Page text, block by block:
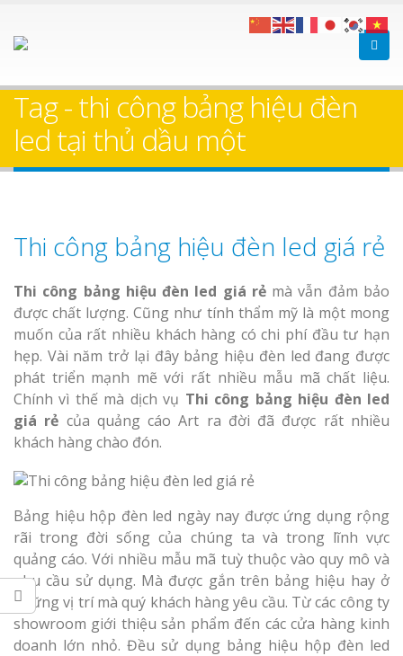
Tag - thi công bảng hiệu đèn
led tại thủ dầu một
Thi công bảng hiệu đèn led giá rẻ
Thi công bảng hiệu đèn led giá rẻmà vẫn đảm bảo
được chất lượng. Cũng như tính thẩm mỹ là một mong
muốn của rất nhiều khách hàng có chi phí đầu tư hạn
hẹp. Vài năm trở lại đây bảng hiệu đèn led đang được
phát triển mạnh mẽ với rất nhiều mẫu mã chất liệu.
Chính vì thế mà dịch vụ Thi công bảng hiệu đèn led
giá rẻ của quảng cáo Art ra đời đã được rất nhiều
khách hàng chào đón.
Bảng hiệu hộp đèn led ngày nay được ứng dụng rộng
rãi trong đời sống của chúng ta và trong lĩnh vực
quảng cáo. Với nhiều mẫu mã tuỳ thuộc vào quy mô và
nhu cầu sử dụng. Mà được gắn trên bảng hiệu hay ở
những vị trí mà quý khách hàng yêu cầu. Từ các công ty
showroom giới thiệu sản phẩm đến các cửa hàng kinh
doanh lớn nhỏ. Đều sử dụng bảng hiệu hộp đèn led